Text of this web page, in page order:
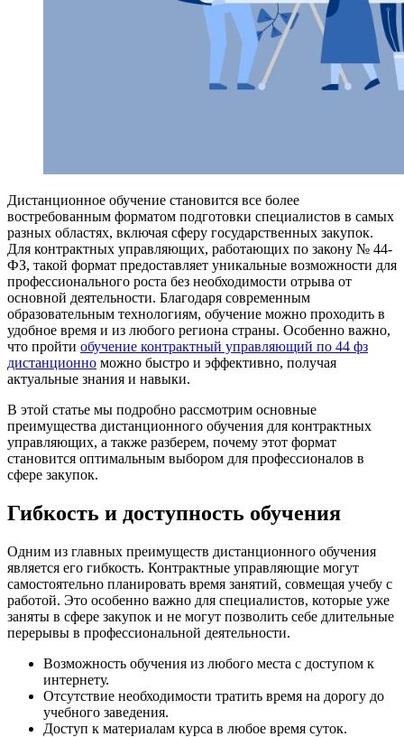
Дистанционное обучение становится все более
востребованным форматом подготовки специалистов в самых
разных областях, включая сферу государственных закупок.
Для контрактных управляющих, работающих по закону № 44-
ФЗ, такой формат предоставляет уникальные возможности для
профессионального роста без необходимости отрыва от
основной деятельности. Благодаря современным
образовательным технологиям, обучение можно проходить в
удобное время и из любого региона страны. Особенно важно,
что пройти обучение контрактный управляющий по 44 фз
дистанционно можно быстро и эффективно, получая
актуальные знания и навыки.
В этой статье мы подробно рассмотрим основные
преимущества дистанционного обучения для контрактных
управляющих, а также разберем, почему этот формат
становится оптимальным выбором для профессионалов в
сфере закупок.
Гибкость и доступность обучения
Одним из главных преимуществ дистанционного обучения
является его гибкость. Контрактные управляющие могут
самостоятельно планировать время занятий, совмещая учебу с
работой. Это особенно важно для специалистов, которые уже
заняты в сфере закупок и не могут позволить себе длительные
перерывы в профессиональной деятельности.
Возможность обучения из любого места с доступом к
интернету.
Отсутствие необходимости тратить время на дорогу до
учебного заведения.
Доступ к материалам курса в любое время суток.